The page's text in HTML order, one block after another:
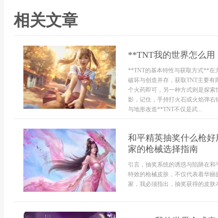
相关文章
**TNT我的世界怎么
**TNT的基本特性与获取方式**在
破坏与创造并存，获取TNT主要
个火药即可，另一种方式则是探
影，记住，手持打火石或火焰弹
与地形改造**TNT不仅是武...
和平精英抽奖什么枪
家的枪械选择指南
引言，抽奖系统的诱惑与陷阱在
特效的枪械皮肤，不仅代表着华
家，我必须指出，抽奖获得的皮